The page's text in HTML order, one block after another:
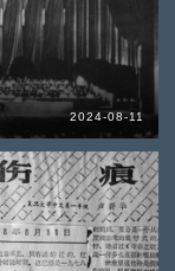
2024-08-11